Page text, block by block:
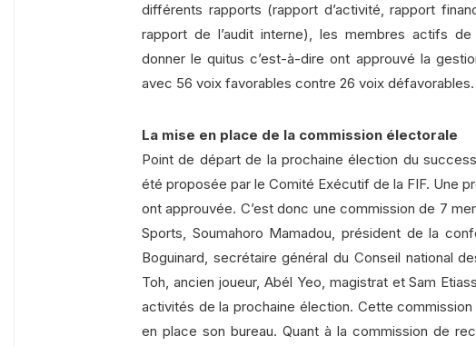
différents rapports (rapport d’activité, rapport
rapport de l’audit interne), les membres actifs
donner le quitus c’est-à-dire ont approuvé la
avec 56 voix favorables contre 26 voix défavorables.
La mise en place de la commission électorale
Point de départ de la prochaine élection du
été proposée par le Comité Exécutif de la FIF. Une
ont approuvée. C’est donc une commission de 7
Sports, Soumahoro Mamadou, président de la
Boguinard, secrétaire général du Conseil national
Toh, ancien joueur, Abél Yeo, magistrat et Sam
activités de la prochaine élection. Cette
en place son bureau. Quant à la commission de